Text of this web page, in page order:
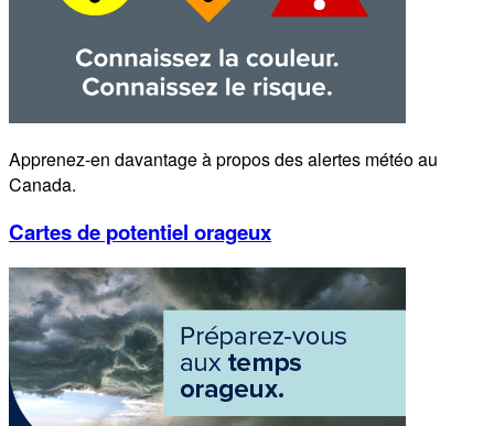
Apprenez-en davantage à propos des alertes météo au
Canada.
Cartes de potentiel orageux